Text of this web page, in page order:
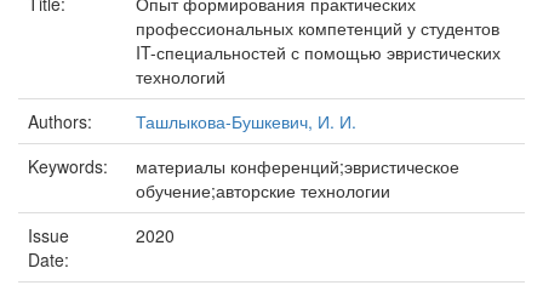
профессиональных компетенций у студентов
IT-специальностей с помощью эвристических
технологий
Authors:
Ташлыкова-Бушкевич, И. И.
Keywords:
материалы конференций;эвристическое
обучение;авторские технологии
Issue
Date:
2020